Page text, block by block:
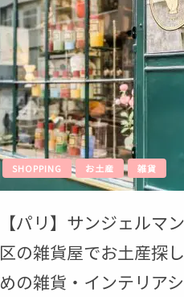
SHOPPING お土産 雑貨
【パリ】サンジェルマ
区の雑貨屋でお土産探
めの雑貨・インテリア